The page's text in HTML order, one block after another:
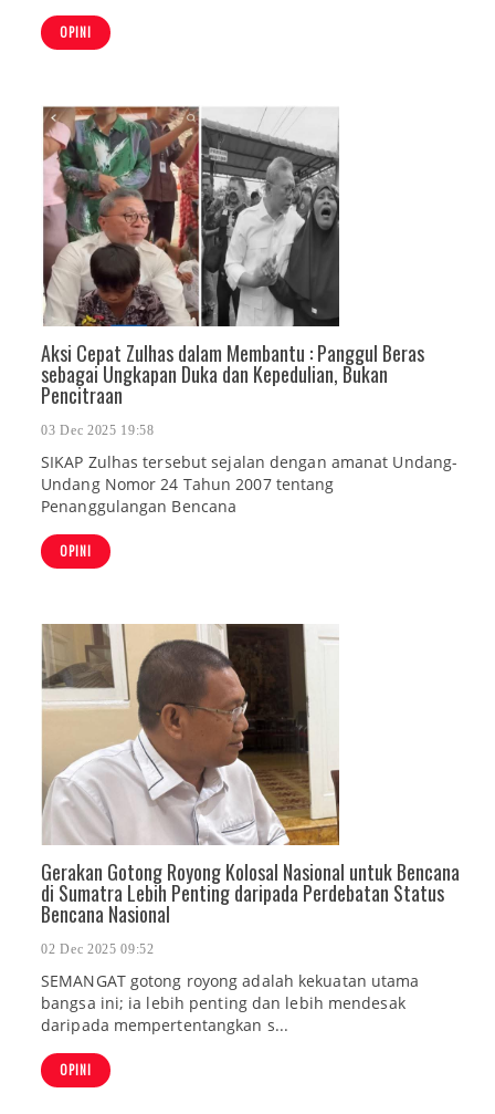
OPINI
Aksi Cepat Zulhas dalam Membantu : Panggul Beras
sebagai Ungkapan Duka dan Kepedulian, Bukan
Pencitraan
03 Dec 2025 19:58
SIKAP Zulhas tersebut sejalan dengan amanat Undang-
Undang Nomor 24 Tahun 2007 tentang
Penanggulangan Bencana
OPINI
Gerakan Gotong Royong Kolosal Nasional untuk Bencana
di Sumatra Lebih Penting daripada Perdebatan Status
Bencana Nasional
02 Dec 2025 09:52
SEMANGAT gotong royong adalah kekuatan utama
bangsa ini; ia lebih penting dan lebih mendesak
daripada mempertentangkan s...
OPINI